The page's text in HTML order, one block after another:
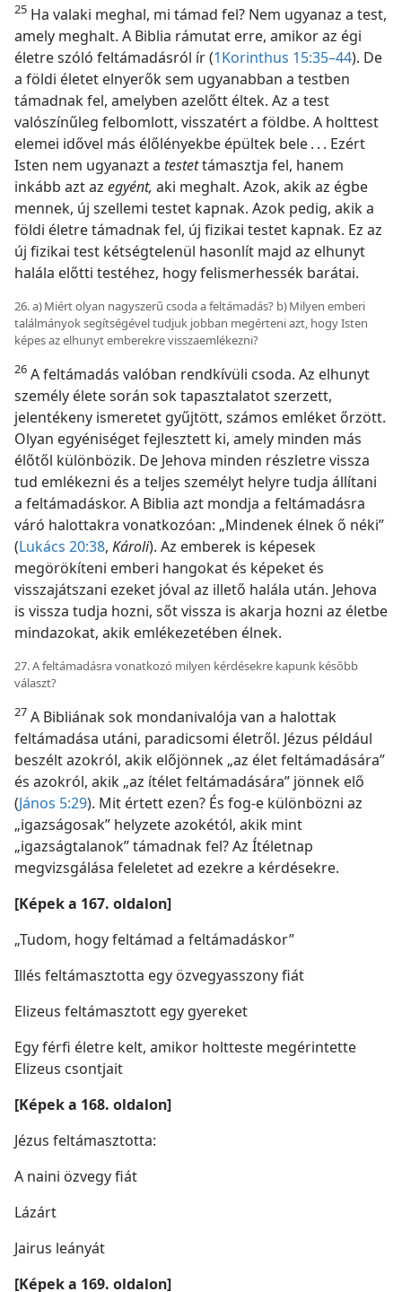
25 Ha valaki meghal, mi támad fel? Nem ugyanaz a test,
amely meghalt. A Biblia rámutat erre, amikor az égi
életre szóló feltámadásról ír (1Korinthus 15:35–44). De
a földi életet elnyerők sem ugyanabban a testben
támadnak fel, amelyben azelőtt éltek. Az a test
valószínűleg felbomlott, visszatért a földbe. A holttest
elemei idővel más élőlényekbe épültek bele . . . Ezért
Isten nem ugyanazt a testettámasztja fel, hanem
inkább azt az egyént, aki meghalt. Azok, akik az égbe
mennek, új szellemi testet kapnak. Azok pedig, akik a
földi életre támadnak fel, új fizikai testet kapnak. Ez az
új fizikai test kétségtelenül hasonlít majd az elhunyt
halála előtti testéhez, hogy felismerhessék barátai.
26. a) Miért olyan nagyszerű csoda a feltámadás? b) Milyen emberi
találmányok segítségével tudjuk jobban megérteni azt, hogy Isten
képes az elhunyt emberekre visszaemlékezni?
26 A feltámadás valóban rendkívüli csoda. Az elhunyt
személy élete során sok tapasztalatot szerzett,
jelentékeny ismeretet gyűjtött, számos emléket őrzött.
Olyan egyéniséget fejlesztett ki, amely minden más
élőtől különbözik. De Jehova minden részletre vissza
tud emlékezni és a teljes személyt helyre tudja állítani
a feltámadáskor. A Biblia azt mondja a feltámadásra
váró halottakra vonatkozóan: „Mindenek élnek ő néki”
(Lukács 20:38, Károli). Az emberek is képesek
megörökíteni emberi hangokat és képeket és
visszajátszani ezeket jóval az illető halála után. Jehova
is vissza tudja hozni, sőt vissza is akarja hozni az életbe
mindazokat, akik emlékezetében élnek.
27. A feltámadásra vonatkozó milyen kérdésekre kapunk később
választ?
27 A Bibliának sok mondanivalója van a halottak
feltámadása utáni, paradicsomi életről. Jézus például
beszélt azokról, akik előjönnek „az élet feltámadására”
és azokról, akik „az ítélet feltámadására” jönnek elő
(János 5:29). Mit értett ezen? És fog-e különbözni az
„igazságosak” helyzete azokétól, akik mint
„igazságtalanok” támadnak fel? Az Ítéletnap
megvizsgálása feleletet ad ezekre a kérdésekre.
[Képek a 167. oldalon]
„Tudom, hogy feltámad a feltámadáskor”
Illés feltámasztotta egy özvegyasszony fiát
Elizeus feltámasztott egy gyereket
Egy férfi életre kelt, amikor holtteste megérintette
Elizeus csontjait
[Képek a 168. oldalon]
Jézus feltámasztotta:
A naini özvegy fiát
Lázárt
Jairus leányát
[Képek a 169. oldalon]